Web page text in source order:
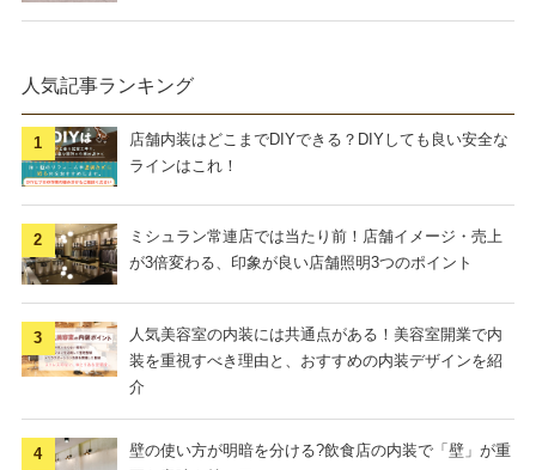
人気記事ランキング
店舗内装はどこまでDIYできる？DIYしても良い安全な
ラインはこれ！
ミシュラン常連店では当たり前！店舗イメージ・売上
が3倍変わる、印象が良い店舗照明3つのポイント
人気美容室の内装には共通点がある！美容室開業で内
装を重視すべき理由と、おすすめの内装デザインを紹
介
壁の使い方が明暗を分ける?飲食店の内装で「壁」が重